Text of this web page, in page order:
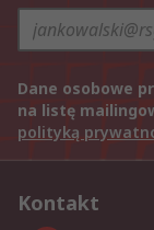
Dane osobowe
na listę
polityką
Kontakt